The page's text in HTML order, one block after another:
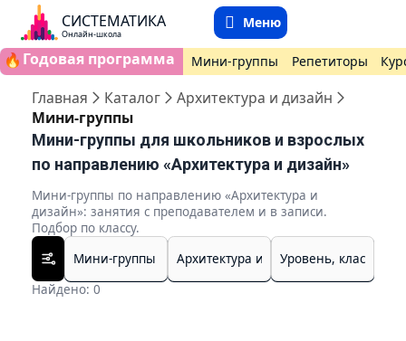
СИСТЕМАТИКА
Онлайн-школа
Меню
🔥 Годовая программа Мини-группы Репетиторы
Главная Каталог
Архитектура и дизайн
Мини-группы
Мини-группы для школьников и взрослых
по направлению «Архитектура и дизайн»
Мини-группы по направлению «Архитектура и
дизайн»: занятия с преподавателем и в записи.
Подбор по классу.
Найдено: 0